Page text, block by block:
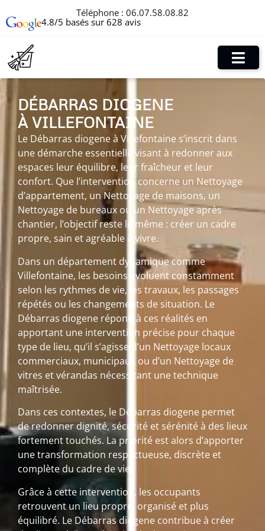
Téléphone : 06.07.58.08.82
4.8/5 basés sur 628 avis
DÉBARRAS DIOGENE
À VILLEFONTAINE
Le Débarras diogene à Villefontaine s’inscrit dans
une démarche essentielle visant à redonner aux
espaces leur équilibre, leur fraîcheur et leur
confort. Que l’intervention concerne un Nettoyage
d’appartement, un Nettoyage de maisons, un
Nettoyage de bureaux ou un Nettoyage après
chantier, l’objectif reste le même : créer un cadre
propre, sain et agréable à vivre.
Dans un département dynamique comme
Villefontaine, les besoins évoluent constamment
selon les rythmes de vie, les travaux, les passages
répétés ou les changements de situation. Le
Débarras diogene répond à ces réalités en
apportant une intervention précise pour chaque
type de lieu, qu’il s’agisse d’un Nettoyage locaux
commerciaux, municipaux ou d’un Nettoyage de
vitres et vérandas nécessitant une technique
maîtrisée.
Dans ces contextes, le Débarras diogene permet
de redonner dignité, sécurité et sérénité à des lieux
fortement touchés. La priorité est alors d’apporter
une transformation respectueuse, discrète et
complète du cadre de vie.
Grâce à cette intervention, les occupants
retrouvent un lieu propre, organisé et plus
équilibré. Le Débarras diogene contribue à créer